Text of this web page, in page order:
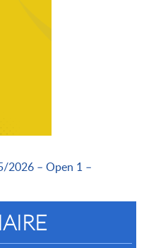
2026 – Open 1 –